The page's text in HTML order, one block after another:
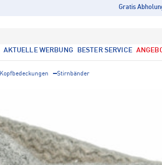
Gratis
AKTUELLE WERBUNG BESTER SERVICE
Kopfbedeckungen Stirnbänder